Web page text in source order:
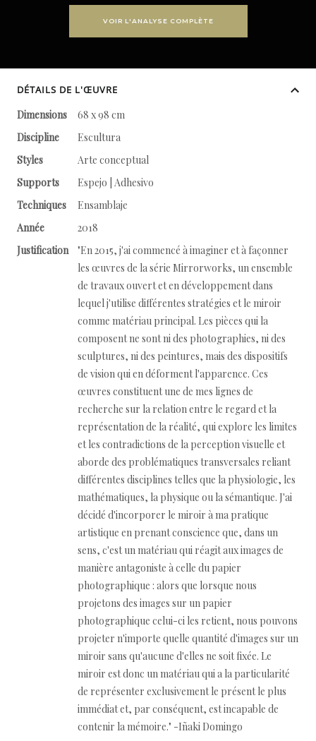
VOIR L'ANALYSE COMPLÈTE
DÉTAILS DE L'ŒUVRE
Dimensions
68 x 98 cm
Discipline
Escultura
Styles
Arte conceptual
Supports
Espejo | Adhesivo
Techniques
Ensamblaje
Année
2018
Justification
"En 2015, j'ai commencé à imaginer et à façonner
les œuvres de la série Mirrorworks, un ensemble
de travaux ouvert et en développement dans
lequel j'utilise différentes stratégies et le miroir
comme matériau principal. Les pièces qui la
composent ne sont ni des photographies, ni des
sculptures, ni des peintures, mais des dispositifs
de vision qui en déforment l'apparence. Ces
œuvres constituent une de mes lignes de
recherche sur la relation entre le regard et la
représentation de la réalité, qui explore les limites
et les contradictions de la perception visuelle et
aborde des problématiques transversales reliant
différentes disciplines telles que la physiologie, les
mathématiques, la physique ou la sémantique. J'ai
décidé d'incorporer le miroir à ma pratique
artistique en prenant conscience que, dans un
sens, c'est un matériau qui réagit aux images de
manière antagoniste à celle du papier
photographique : alors que lorsque nous
projetons des images sur un papier
photographique celui-ci les retient, nous pouvons
projeter n'importe quelle quantité d'images sur un
miroir sans qu'aucune d'elles ne soit fixée. Le
miroir est donc un matériau qui a la particularité
de représenter exclusivement le présent le plus
immédiat et, par conséquent, est incapable de
contenir la mémoire." -Iñaki Domingo